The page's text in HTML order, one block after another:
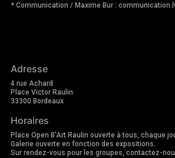
* Communication / Maxime Bur :
Adresse
4 rue Achard
Place Victor Raulin
33300 Bordeaux
Horaires
Place Open B'Art Raulin ouverte à tous, chaque
Galerie ouverte en fonction des expositions.
Sur rendez-vous pour les groupes, contactez-